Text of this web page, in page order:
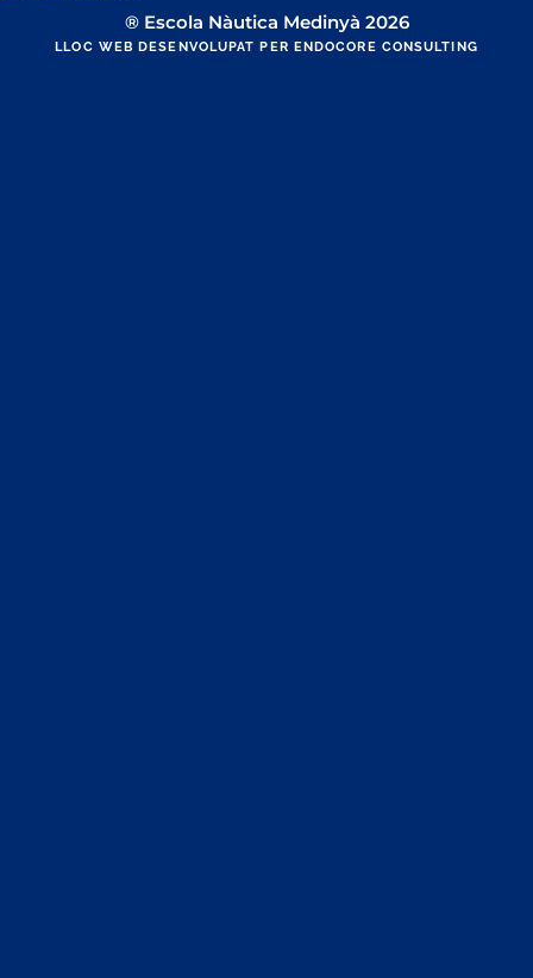
® Escola Nàutica Medinyà 2026
LLOC WEB DESENVOLUPAT PER ENDOCORE CONSULTING